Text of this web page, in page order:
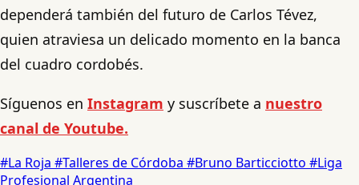
dependerá también del futuro de Carlos Tévez,
quien atraviesa un delicado momento en la banca
del cuadro cordobés.
Síguenos en Instagram y suscríbete a nuestro
canal de Youtube.
#La Roja #Talleres de Córdoba #Bruno Barticciotto #Liga
Profesional Argentina